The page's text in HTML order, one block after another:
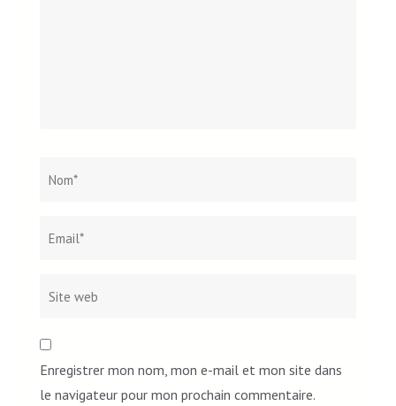
Enregistrer mon nom, mon e-mail et mon site dans
le navigateur pour mon prochain commentaire.